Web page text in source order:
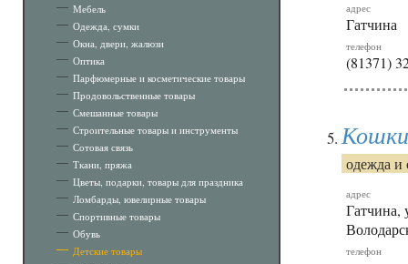
Мебель
Одежда, сумки
Окна, двери, жалюзи
Оптика
Парфюмерные и косметические товары
Продовольственные товары
Смешанные товары
Строительные товары и инструменты
Сотовая связь
Ткани, пряжа
Цветы, подарки, товары для праздника
Ломбарды, ювелирные товары
Спортивные товары
Обувь
Детские товары
адрес
Гатчина
телефон
(81371)
одежда и
адрес
Гатчина,
телефон